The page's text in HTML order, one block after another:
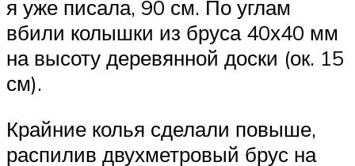
я уже писала, 90 см. По углам
вбили колышки из бруса 40х40 мм
на высоту деревянной доски (ок. 15
см).
Крайние колья сделали повыше,
распилив двухметровый брус на